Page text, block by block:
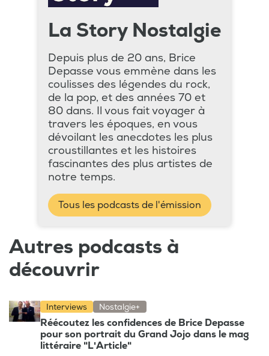
La Story Nostalgie
Depuis plus de 20 ans, Brice
Depasse vous emmène dans les
coulisses des légendes du rock,
de la pop, et des années 70 et
80 dans. Il vous fait voyager à
travers les époques, en vous
dévoilant les anecdotes les plus
croustillantes et les histoires
fascinantes des plus artistes de
notre temps.
Tous les podcasts de l'émission
Autres podcasts à
découvrir
Interviews Nostalgie+
Réécoutez les confidences de Brice Depasse
pour son portrait du Grand Jojo dans le mag
littéraire "L'Article"